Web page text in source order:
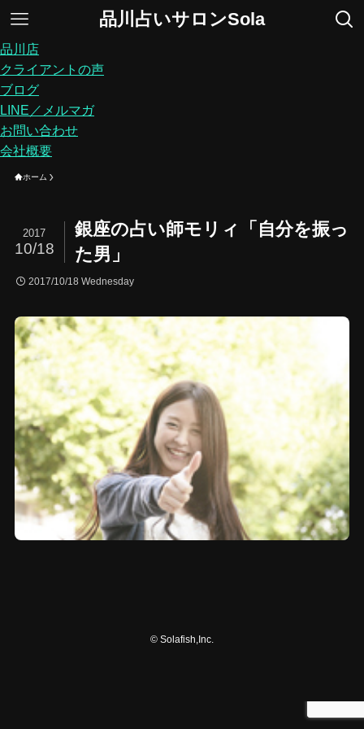
品川占いサロンSola
品川店
クライアントの声
ブログ
LINE／メルマガ
お問い合わせ
会社概要
ホーム
銀座の占い師モリィ「自分を振っ
た男」
2017
10/18
2017/10/18 Wednesday
© Solafish,Inc.